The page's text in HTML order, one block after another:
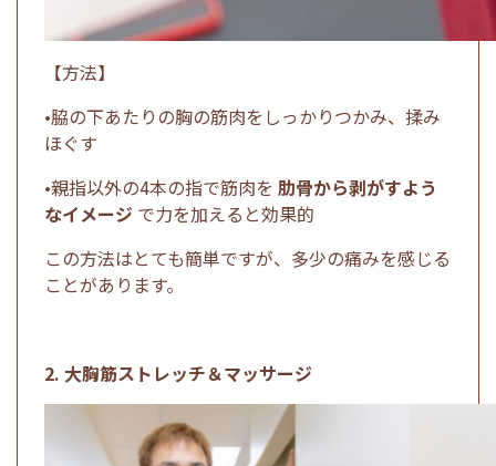
【方法】
•脇の下あたりの胸の筋肉をしっかりつかみ、揉み
ほぐす
•親指以外の4本の指で筋肉を 肋骨から剥がすよう
なイメージ で力を加えると効果的
この方法はとても簡単ですが、多少の痛みを感じる
ことがあります。
2. 大胸筋ストレッチ＆マッサージ